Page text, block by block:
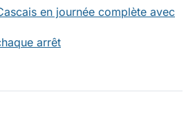
en journée complète avec
arrêt